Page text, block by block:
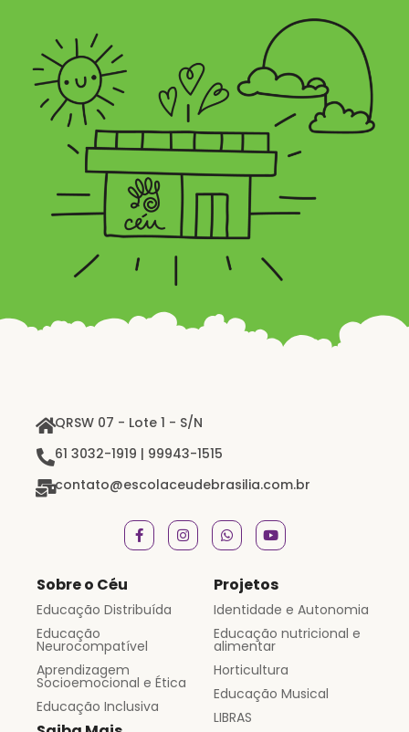
QRSW 07 - Lote 1 - S/N
61 3032-1919 | 99943-1515
contato@escolaceudebrasilia.com.br
Sobre o Céu
Educação Distribuída
Educação
Neurocompatível
Aprendizagem
Socioemocional e Ética
Educação Inclusiva
Projetos
Identidade e Autonomia
Educação nutricional e
alimentar
Horticultura
Educação Musical
LIBRAS